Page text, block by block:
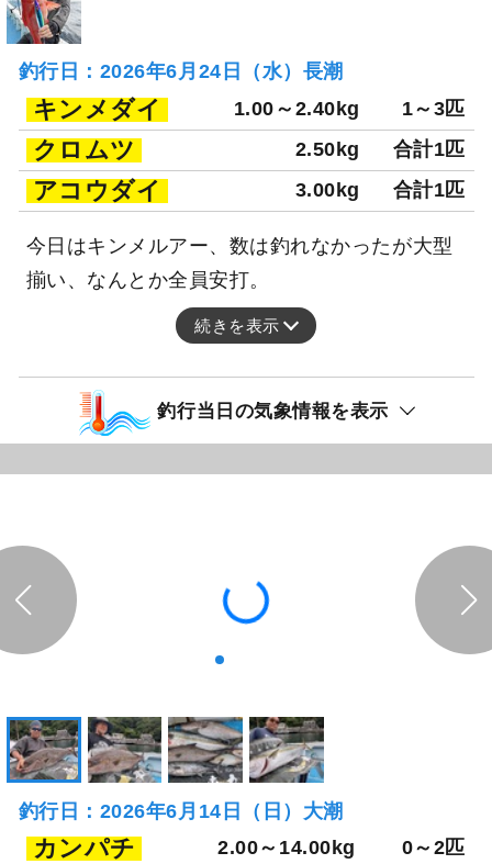
釣行日：2026年6月24日（水）長潮
キンメダイ 1.00～2.40kg 1～3匹
クロムツ 2.50kg 合計1匹
アコウダイ 3.00kg 合計1匹
今日はキンメルアー、数は釣れなかったが大型
揃い、なんとか全員安打。
続きを表示
釣行当日の気象情報を表示
釣行日：2026年6月14日（日）大潮
カンパチ 2.00～14.00kg 0～2匹